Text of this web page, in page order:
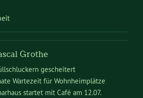
Grothe
gescheitert
Wartezeit für Wohnheimplätze
startet mit Café am 12.07.